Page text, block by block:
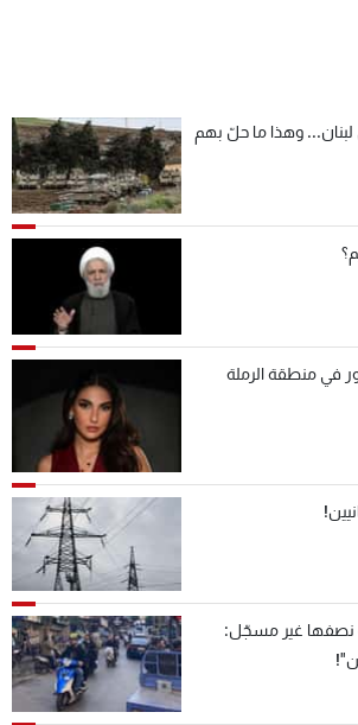
لبنان... وهذا ما حلّ بهم
في منطقة الرملة
دراجة نصفها غير مسجّل: